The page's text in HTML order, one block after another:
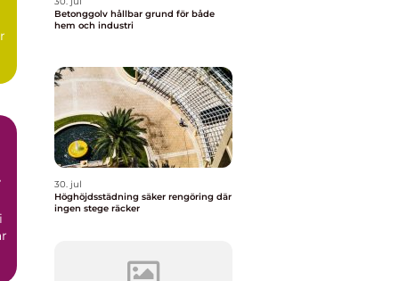
Betonggolv hållbar grund för både
hem och industri
30. jul
Höghöjdsstädning säker rengöring där
ingen stege räcker